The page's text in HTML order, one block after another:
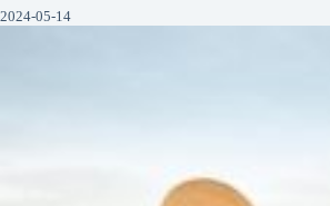
2024-05-14